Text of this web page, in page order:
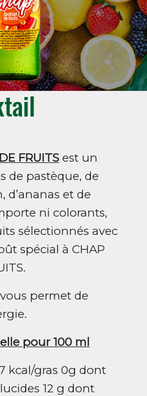
FRUITS est un
de pastèque, de
d’ananas et de
ni colorants,
sélectionnés avec
spécial à CHAP
permet de
pour 100 ml
kcal/gras 0g dont
12 g dont